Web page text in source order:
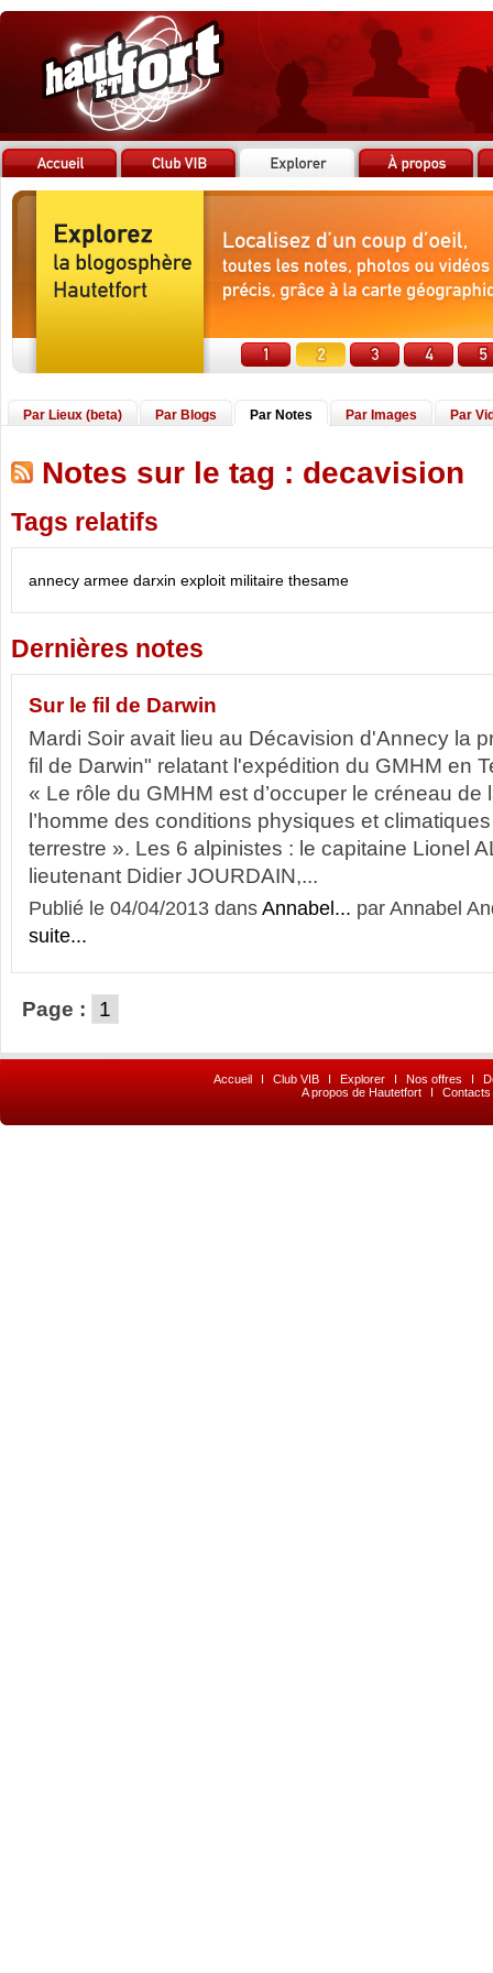
Par Lieux (beta) Par Blogs Par Notes Par Images Par
Notes sur le tag : decavision
Tags relatifs
annecy armee darxin exploit militaire thesame
Dernières notes
Sur le fil de Darwin
Mardi Soir avait lieu au Décavision d'Annecy la
fil de Darwin" relatant l'expédition du GMHM en
« Le rôle du GMHM est d’occuper le créneau de
l’homme des conditions physiques et
terrestre ». Les 6 alpinistes : le capitaine Lionel
lieutenant Didier JOURDAIN,...
Publié le 04/04/2013 dans Annabel... par Annabel
suite...
Page : 1
Accueil I Club VIB I Explorer I Nos offres I
A propos de Hautetfort
I Contacts